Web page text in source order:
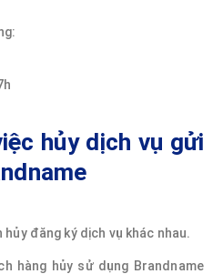
hủy dịch vụ gửi
đăng ký dịch vụ khác nhau.
hàng hủy sử dụng Brandname